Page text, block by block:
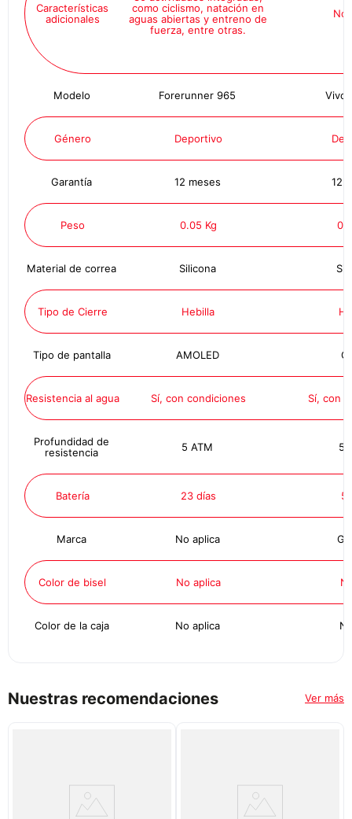
Características
adicionales
como ciclismo, natación en
aguas abiertas y entreno de
fuerza, entre otras.
No
Modelo Forerunner 965
Género Deportivo
Garantía 12 meses 12
Peso 0.05 Kg
Material de correa Silicona
Tipo de Cierre Hebilla
Tipo de pantalla AMOLED
Resistencia al agua Sí, con condiciones Sí, con
Profundidad de
resistencia
5 ATM 5
Batería 23 días 5
Marca No aplica
Color de bisel No aplica
Color de la caja No aplica
Nuestras recomendaciones Ver más